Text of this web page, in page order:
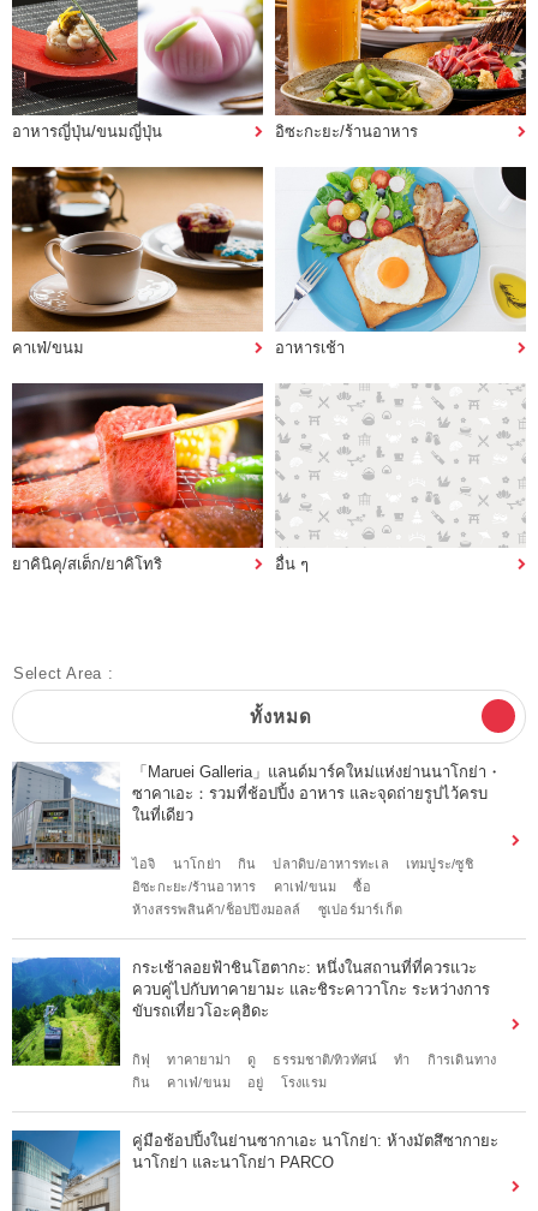
อาหารญี่ปุ่น/ขนมญี่ปุ่น อิซะกะยะ/ร้านอาหาร
คาเฟ่/ขนม อาหารเช้า
ยาคินิคุ/สเต็ก/ยาคิโทริ อื่น ๆ
Select Area :
ทั้งหมด
「Maruei Galleria」แลนด์มาร์คใหม่แห่งย่านนาโกย่า・
ซาคาเอะ：รวมที่ช้อปปิ้ง อาหาร และจุดถ่ายรูปไว้ครบ
ในที่เดียว
ไอจิ นาโกย่า กิน ปลาดิบ/อาหารทะเล
เทมปูระ/ซูชิ
อิซะกะยะ/ร้านอาหาร
คาเฟ่/ขนม
ซื้อ
ห้างสรรพสินค้า/ช็อปปิงมอลล์
ซูเปอร์มาร์เก็ต
กระเช้าลอยฟ้าชินโฮตากะ: หนึ่งในสถานที่ที่ควรแวะ
ควบคู่ไปกับทาคายามะ และชิระคาวาโกะ ระหว่างการ
ขับรถเที่ยวโอะคุฮิดะ
กิฟุ ทาคายาม่า ดู ธรรมชาติ/ทิวทัศน์ ทำ
กิารเดินทาง
กิน
คาเฟ่/ขนม อยู่ โรงแรม
คู่มือช้อปปิ้งในย่านซากาเอะ นาโกย่า: ห้างมัตสึซากายะ
นาโกย่า และนาโกย่า PARCO